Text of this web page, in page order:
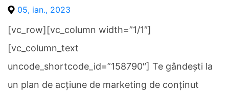
05, ian., 2023
[vc_row][vc_column width=”1/1″]
[vc_column_text
uncode_shortcode_id=”158790″] Te gândești la
un plan de acțiune de marketing de conținut